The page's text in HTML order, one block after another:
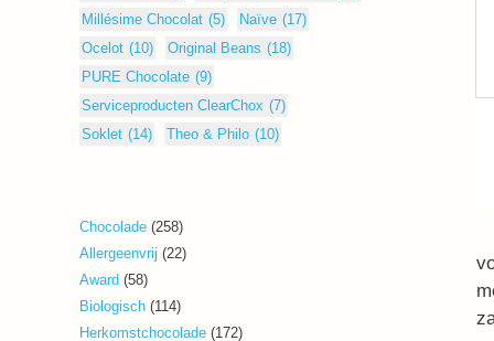
Millésime Chocolat (5) Naïve (17)
Ocelot (10) Original Beans (18)
PURE Chocolate (9)
Serviceproducten ClearChox (7)
Soklet (14) Theo & Philo (10)
Chocolade 258258
producten
Allergeenvrij 2222
Award 5858
producten
Biologisch 114114
producten
Herkomstchocolade 172172